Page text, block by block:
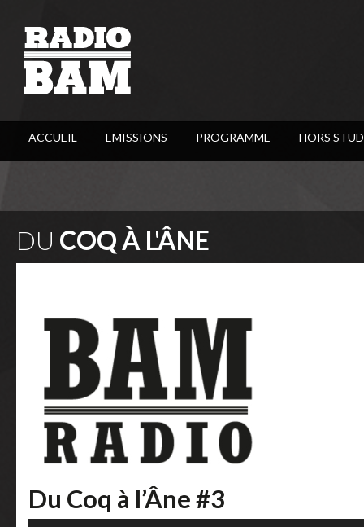
ACCUEIL EMISSIONS PROGRAMME HORS
DU COQ À L'ÂNE
Du Coq à l’Âne #3